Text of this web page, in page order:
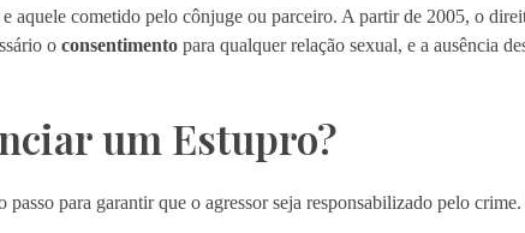
aquele cometido pelo cônjuge ou parceiro. A partir de 2005, o
o consentimentopara qualquer relação sexual, e a ausência
um Estupro?
para garantir que o agressor seja responsabilizado pelo